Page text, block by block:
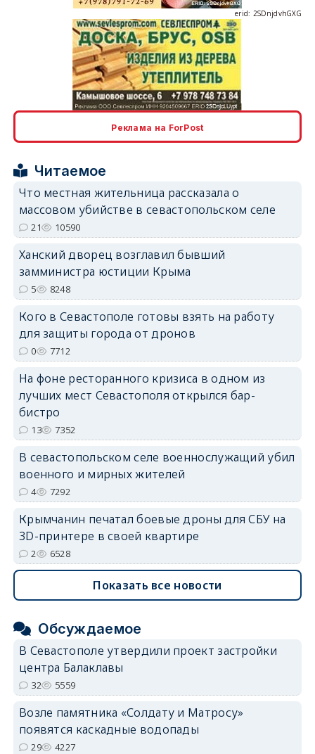
erid: 2SDnjcLUypt
erid: 2SDnjcrDNw6
erid: 2SDnjdvhGXG
Реклама на ForPost
Читаемое
Что местная жительница рассказала о
массовом убийстве в севастопольском селе
21 10590
Ханский дворец возглавил бывший
замминистра юстиции Крыма
5 8248
Кого в Севастополе готовы взять на работу
для защиты города от дронов
0 7712
На фоне ресторанного кризиса в одном из
лучших мест Севастополя открылся бар-
бистро
13 7352
В севастопольском селе военнослужащий убил
военного и мирных жителей
4 7292
Крымчанин печатал боевые дроны для СБУ на
3D-принтере в своей квартире
2 6528
Показать все новости
Обсуждаемое
В Севастополе утвердили проект застройки
центра Балаклавы
32 5559
Возле памятника «Солдату и Матросу»
появятся каскадные водопады
29 4227